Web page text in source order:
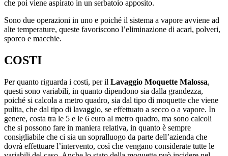
che poi viene aspirato in un serbatoio apposito.
Sono due operazioni in uno e poiché il sistema a vapore avviene ad
alte temperature, queste favoriscono l’eliminazione di acari, polveri,
sporco e macchie.
COSTI
Per quanto riguarda i costi, per il Lavaggio Moquette Malossa,
questi sono variabili, in quanto dipendono sia dalla grandezza,
poiché si calcola a metro quadro, sia dal tipo di moquette che viene
pulita, che dal tipo di lavaggio, se effettuato a secco o a vapore. In
genere, costa tra le 5 e le 6 euro al metro quadro, ma sono calcoli
che si possono fare in maniera relativa, in quanto è sempre
consigliabile che ci sia un sopralluogo da parte dell’azienda che
dovrà effettuare l’intervento, così che vengano considerate tutte le